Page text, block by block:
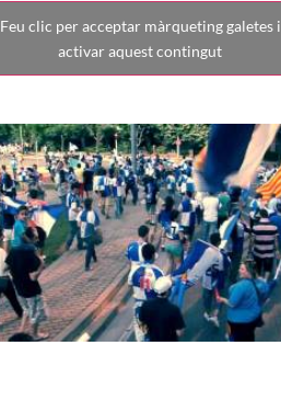
Feu clic per acceptar màrqueting galetes i
activar aquest contingut